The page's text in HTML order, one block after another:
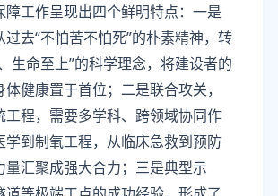
障工作呈现出四个鲜明特点：一是
去“不怕苦不怕死”的朴素精神，转
生命至上”的科学理念，将建设者的
健康置于首位；二是联合攻关，
工程，需要多学科、跨领域协同作
学到制氧工程，从临床急救到预防
量汇聚成强大合力；三是典型示